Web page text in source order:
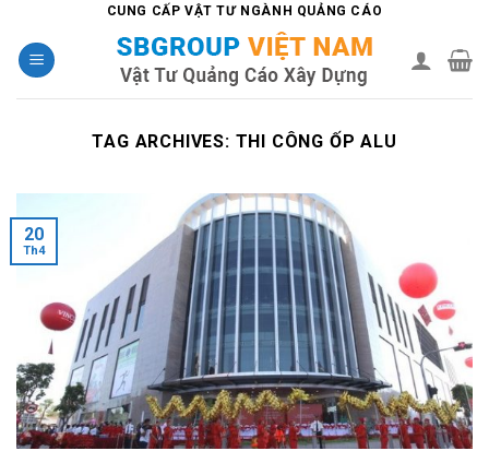
content
CUNG CẤP VẬT TƯ NGÀNH QUẢNG CÁO
TAG ARCHIVES: THI CÔNG ỐP ALU
20
Th4